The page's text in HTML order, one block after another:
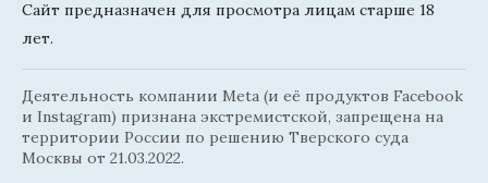
Сайт предназначен для просмотра лицам старше 18
лет.
Деятельность компании Meta (и её продуктов Facebook
и Instagram) признана экстремистской, запрещена на
территории России по решению Тверского суда
Москвы от 21.03.2022.